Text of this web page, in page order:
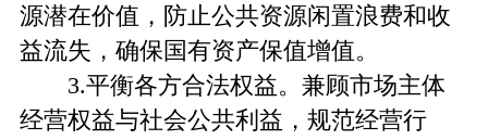
源潜在价值，防止公共资源闲置浪费和收
益流失，确保国有资产保值增值。
3.平衡各方合法权益。兼顾市场主体
经营权益与社会公共利益，规范经营行